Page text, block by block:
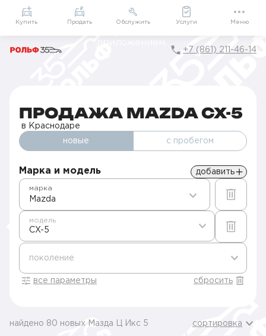
Приложение
Мой РОЛЬФ
Подарки внутри
+7 (861) 211-46-14
ПРОДАЖА MAZDA CX-5
в Краснодаре
новые с пробегом
Марка и модель добавить
Mazda
марка
CX-5
модель
поколение
все параметры сбросить
найдено 80 новых Мазда Ц Икс 5 сортировка
Купить Продать Обслужить Услуги Меню